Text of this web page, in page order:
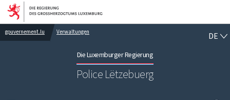
Zur Hauptnavigation
Zum Inhalt
gouvernement.lu Verwaltungen
Die Luxemburger Regierung
Police Lëtzebuerg
DE